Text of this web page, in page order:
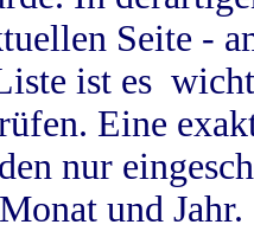
Seite -
ist es
Eine
nur
und Jahr.